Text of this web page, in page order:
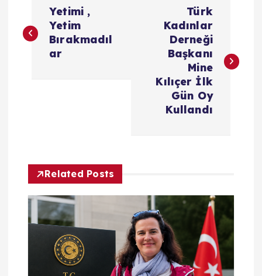
a
z
n
Yetimi ,
Yetim
Bırakmadıl
ar
Türk
Kadınlar
Derneği
Başkanı
Mine
Kılıçer İlk
Gün Oy
Kullandı
Related Posts